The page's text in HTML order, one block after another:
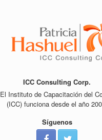
ICC Consulting Corp.
El Instituto de Capacitación del
(ICC) funciona desde el año
Síguenos